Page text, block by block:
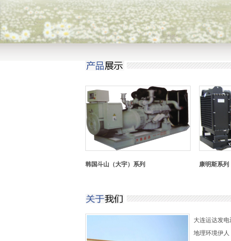
韩国斗山（大宇）系列 康明斯系列
大连运达发
地理环境伊